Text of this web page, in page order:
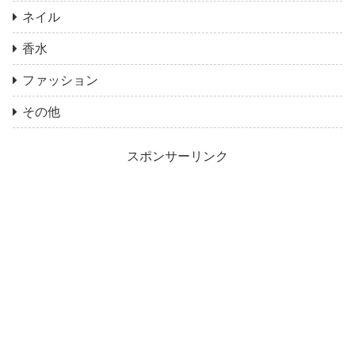
ネイル
香水
ファッション
その他
スポンサーリンク